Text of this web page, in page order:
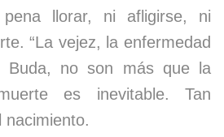
llorar, ni afligirse, ni
“La vejez, la enfermedad
Buda, no son más que la
es inevitable. Tan
nacimiento.